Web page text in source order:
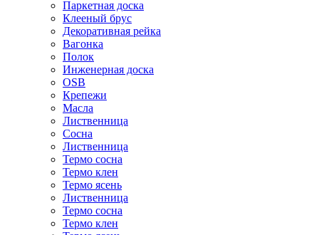
Паркетная доска
Клееный брус
Декоративная рейка
Вагонка
Полок
Инженерная доска
OSB
Крепежи
Масла
Лиственница
Сосна
Лиственница
Термо сосна
Термо клен
Термо ясень
Лиственница
Термо сосна
Термо клен